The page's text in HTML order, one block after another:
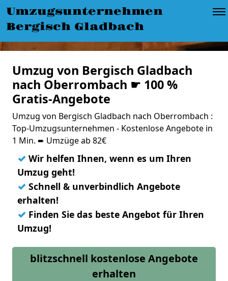
Umzugsunternehmen
Bergisch Gladbach
Umzug von Bergisch Gladbach
nach Oberrombach ☛ 100 %
Gratis-Angebote
Umzug von Bergisch Gladbach nach Oberrombach :
Top-Umzugsunternehmen - Kostenlose Angebote in
1 Min. ➨ Umzüge ab 82€
✓ Wir helfen Ihnen, wenn es um Ihren
Umzug geht!
✓ Schnell & unverbindlich Angebote
erhalten!
✓ Finden Sie das beste Angebot für Ihren
Umzug!
blitzschnell kostenlose Angebote
erhalten